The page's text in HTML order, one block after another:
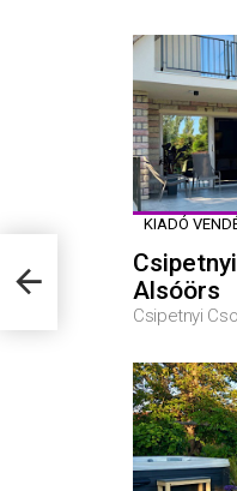
KIADÓ
Alsóörs
Csipetnyi